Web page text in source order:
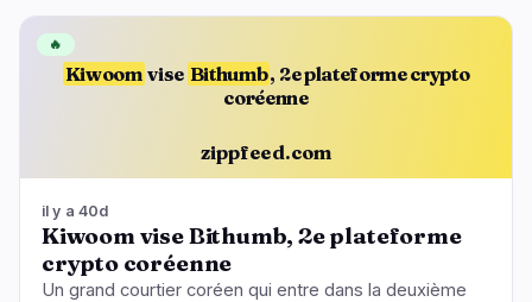
Kiwoom vise Bithumb, 2e plateforme crypto
coréenne
zippfeed.com
🔥
il y a 40d
Kiwoom vise Bithumb, 2e plateforme
crypto coréenne
Un grand courtier coréen qui entre dans la deuxième